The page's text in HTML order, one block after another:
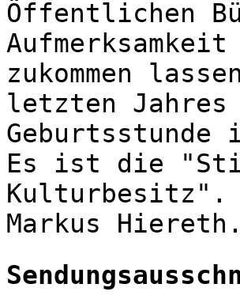
Öffentlichen
zukommen
letzten Jahres
Geburtsstunde
Es ist die
Kulturbesitz".
Markus Hiereth.